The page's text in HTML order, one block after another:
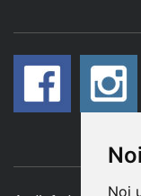
Noi